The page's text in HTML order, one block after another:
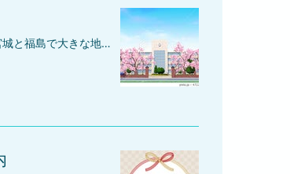
みなさん。こんにちは(*^-^*)一昨日、宮城と福島で大きな地震がありました・・・！！東日本大震災の思い出せるような大きな地震でしたけど、おかげ様で会社には何も影響なく、いつもとおりの日常となっています(^^)/さて、今日は入学保証人と奨学金の保証人のお話です♪この時期、入試も終わり、入学の準備などをされている方もいると思います。学校の入学にあたり、入学保証人が必要となる場合や奨学金を受給するための保証人が必要になったりします。通常、お父様やお母さまが保証人になるので問題はないのですけど、父母以外の第２保証人を求められる場合もあります！なぜ～！ オーマイゴット('_')また、社会人の方は、既に父母が亡くなっている場合や疎遠となっている場合もあります。そのような時こそ、弊社の保証人代行サービスをご検討されてみてはいかがでしょうか？安心で迅速な保証人代行サービスをご利用されることで保証人問題はすっきり解決されます♪♪ご利用したことがないとちょっと不安に思うかもしれませんけど、多くのご利用者様からお礼のメールなどをたくさん頂いております(*^-^*)最初はおっかなビックリかもしれませんけど、代表者は、弁理士（未登録）、社会保険労務士、行政書士ですので、ご利用者様に安心してご利用頂けるように精一杯頑張って営業しております♪入学保証人、奨学金の保証人のことで困ったら是非ご連絡してみてくださいね(*^-^*)ご連絡お待ちしております♪